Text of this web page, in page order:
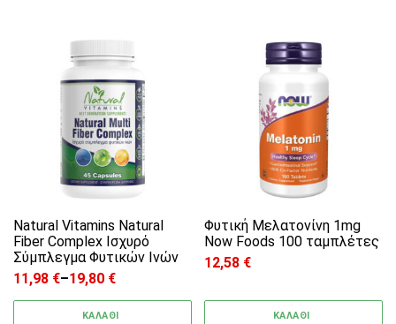
Natural Vitamins Natural
Fiber Complex Ισχυρό
Σύμπλεγμα Φυτικών Ινών
11,98 €–19,80 €
Price range: 11,98 € through 19,80 €
ΚΑΛΑΘΙ
Αυτό το προϊόν έχει πολλαπλές
Φυτική Μελατονίνη 1mg
Now Foods 100 ταμπλέτες
12,58 €
ΚΑΛΑΘΙ